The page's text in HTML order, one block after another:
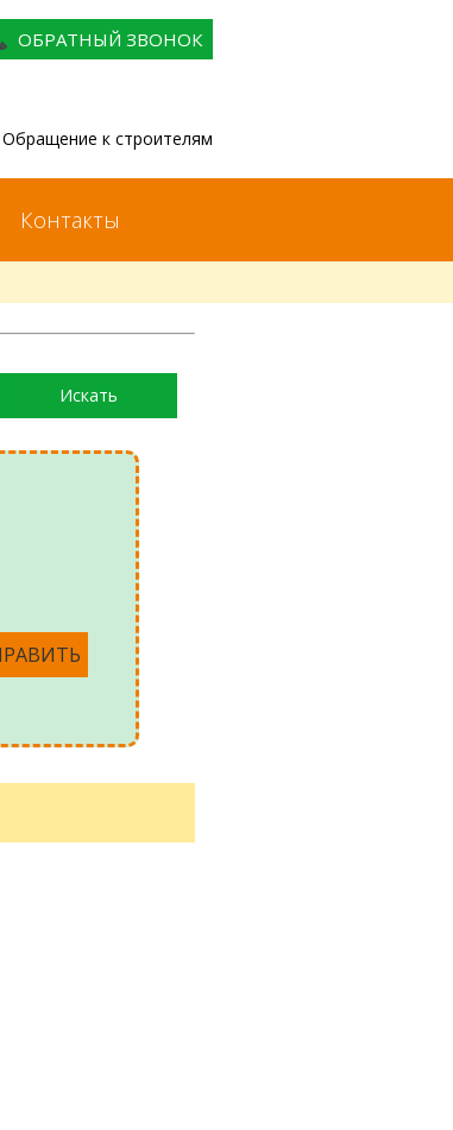
ОБРАТНЫЙ ЗВОНОК
Обращение к строителям
Контакты